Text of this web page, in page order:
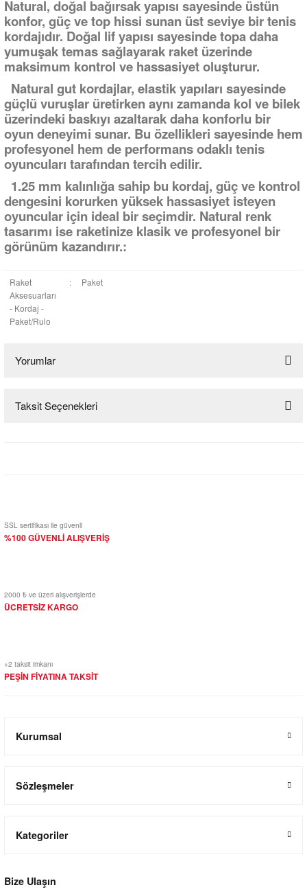
Natural, doğal bağırsak yapısı sayesinde üstün
konfor, güç ve top hissi sunan üst seviye bir tenis
kordajıdır. Doğal lif yapısı sayesinde topa daha
yumuşak temas sağlayarak raket üzerinde
maksimum kontrol ve hassasiyet oluşturur.
Natural gut kordajlar, elastik yapıları sayesinde
güçlü vuruşlar üretirken aynı zamanda kol ve bilek
üzerindeki baskıyı azaltarak daha konforlu bir
oyun deneyimi sunar. Bu özellikleri sayesinde hem
profesyonel hem de performans odaklı tenis
oyuncuları tarafından tercih edilir.
1.25 mm kalınlığa sahip bu kordaj, güç ve kontrol
dengesini korurken yüksek hassasiyet isteyen
oyuncular için ideal bir seçimdir. Natural renk
tasarımı ise raketinize klasik ve profesyonel bir
görünüm kazandırır.:
Raket
Aksesuarları
- Kordaj -
Paket/Rulo
: Paket
Yorumlar
Bu ürüne ilk yorumu siz yapın!
Taksit Seçenekleri
SSL sertifikası ile güvenli
%100 GÜVENLİ ALIŞVERİŞ
2000 ₺ ve üzeri alışverişlerde
ÜCRETSİZ KARGO
+2 taksit imkanı
PEŞİN FİYATINA TAKSİT
Kurumsal
Sözleşmeler
Kategoriler
Bize Ulaşın